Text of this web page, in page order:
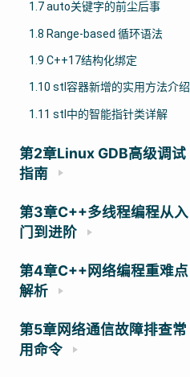
1.7 auto关键字的前尘后事
1.8 Range-based 循环语法
1.9 C++17结构化绑定
1.10 stl容器新增的实用方法介绍
1.11 stl中的智能指针类详解
第2章Linux GDB高级调试
指南
第3章C++多线程编程从入
门到进阶
第4章C++网络编程重难点
解析
第5章网络通信故障排查常
用命令